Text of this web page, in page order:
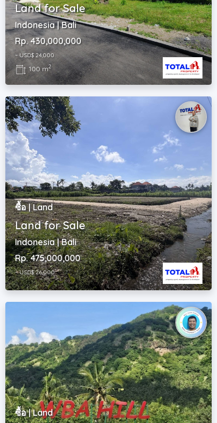
Land for Sale
Indonesia | Bali
Rp. 430,000,000
~ USD$ 24,000
100 m2
ซื้อ | Land
Land for Sale
Indonesia | Bali
Rp. 475,000,000
~ USD$ 26,000
ซื้อ | Land